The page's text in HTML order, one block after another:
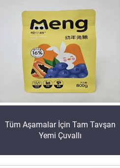
Tüm Aşamalar İçin Tam Tavşan
Yemi Çuvallı